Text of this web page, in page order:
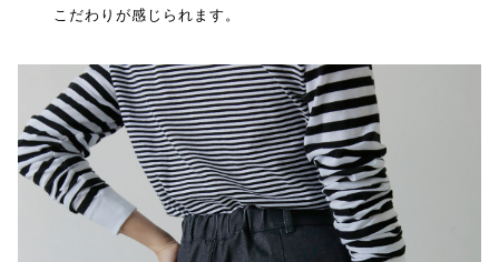
こだわりが感じられます。